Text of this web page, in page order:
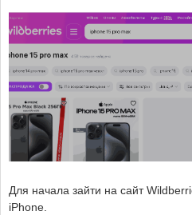
Для начала зайти на сайт
iPhone.